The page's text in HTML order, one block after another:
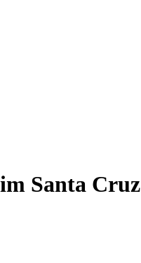
Santa Cruz